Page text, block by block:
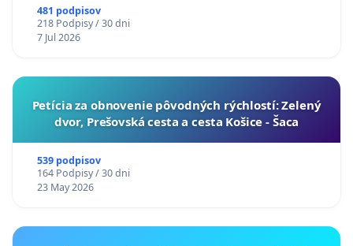
A ZLYHANIE ŠTÁTU
481 podpisov
218 Podpisy / 30 dni
7 Jul 2026
​Petícia za obnovenie pôvodných rýchlostí: Zelený
dvor, Prešovská cesta a cesta Košice - Šaca
539 podpisov
164 Podpisy / 30 dni
23 May 2026